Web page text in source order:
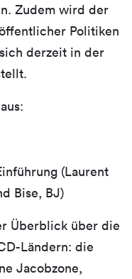
Zudem wird der
Politiken
derzeit in der
(Laurent
Bise, BJ)
Überblick über die
Ländern: die
Jacobzone,